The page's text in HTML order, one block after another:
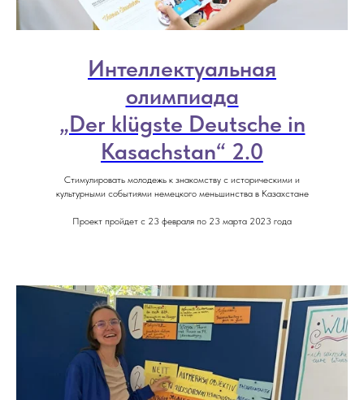
Интеллектуальная
олимпиада
„Der klügste Deutsche in
Kasachstan“ 2.0
Стимулировать молодежь к знакомству с историческими и
культурными событиями немецкого меньшинства в Казахстане
Проект пройдет с 23 февраля по 23 марта 2023 года